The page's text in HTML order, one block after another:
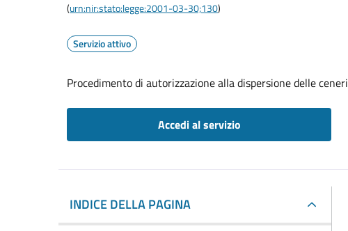
(urn:nir:stato:legge:2001-03-30;130)
Servizio attivo
Procedimento di autorizzazione alla dispersione delle ceneri
Accedi al servizio
INDICE DELLA PAGINA